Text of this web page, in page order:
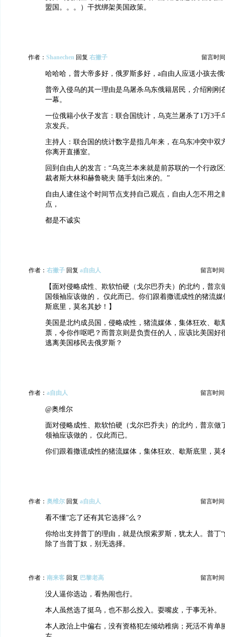
盟国。。。）干扰绑架美国政策。
作者： Shanechen 回复 右撇子 留言时
哈哈哈，普大帝多好，俄罗斯多好，a自由人应送小孩去
普帝入侵乌的其一理由是乌屠杀乌东俄籍居民，介绍刚刚
一幕。
一位俄籍小伙子发言：联合国统计，乌克兰屠杀了1万3千
京发兵。
主持人：联合国的统计数字是指几年来，在乌东冲突中双
你离开直播室。
回到自由人的发言：“乌克兰本来就是前苏联的一个行政
裁者斯大林和赫鲁晓夫 随手划出来的。”
自由人逮住这个时间节点支持自己观点，自由人怎不用之
点，
都是不诚实
作者： 右撇子 回复 a自由人 留言时间
【面对侵略成性、欺软怕硬（戈尔巴乔夫）的北约，普京
国领袖应该做的， 仅此而已。你们跟着撒谎成性的猪流
斯底里，莫名其妙！】
美国是北约成员国，侵略成性，猪流媒体，集体狂欢、歇
票，令你作呕吧？而普京则是负责任的人，应该比美国好
逃离美国移民去俄罗斯？
作者： a自由人 留言时间
@奥维尔
面对侵略成性、欺软怕硬（戈尔巴乔夫）的北约，普京做
领袖应该做的， 仅此而已。
你们跟着撒谎成性的猪流媒体，集体狂欢、歇斯底里，莫
作者： 奥维尔 回复 a自由人 留言时间
看不懂“忘了还有其它选择”么？
你给出支持普丁的理由，就是仇恨索罗斯，犹太人。普丁
除了当普丁奴，别无选择。
作者： 南来客 回复 巴黎老高 留言时间
没人逼你选边，看热闹也行。
本人虽然选了挺乌，也不那么投入。耍嘴皮，于事无补。
本人政治上中偏右，没有资格犯左倾幼稚病；死活不肯单